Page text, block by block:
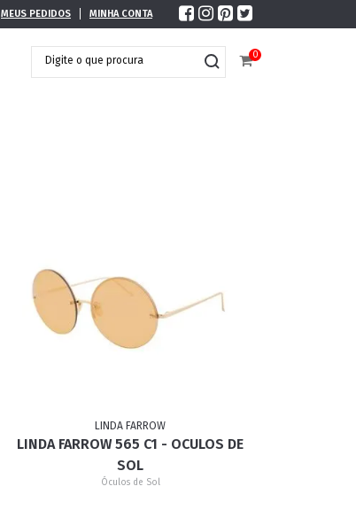
MEUS PEDIDOS MINHA CONTA
0
CAÇADOR GATINHO
LINDA FARROW
LINDA FARROW 565 C1 - OCULOS DE
SOL
Óculos de Sol